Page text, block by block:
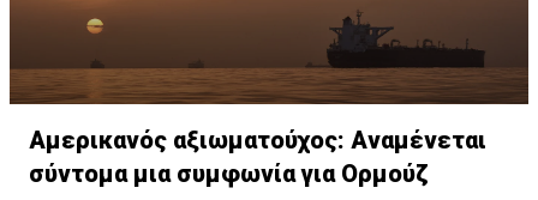
Αμερικανός αξιωματούχος: Αναμένεται
σύντομα μια συμφωνία για Ορμούζ